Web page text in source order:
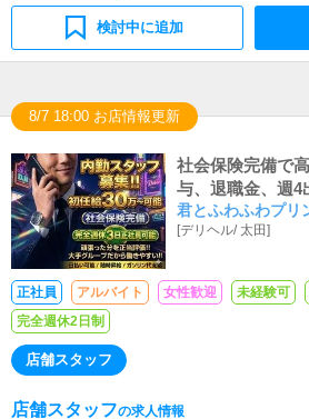
検討中に追加
8/7 18:00 お店情報更新
社会保険完備で
与、退職金、週4
が全国トップク
君とふわふわプリ
[デリヘル/ 太田]
正社員 アルバイト 女性歓迎 未経験可
完全週休2日制
店舗スタッフ
店舗スタッフの求人情報